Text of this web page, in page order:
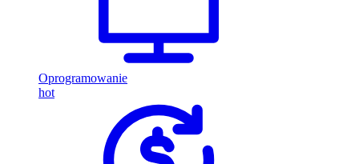
Oprogramowanie
hot